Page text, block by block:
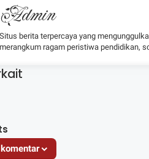
Admin
Situs berita terpercaya yang
merangkum ragam peristiwa pendidikan,